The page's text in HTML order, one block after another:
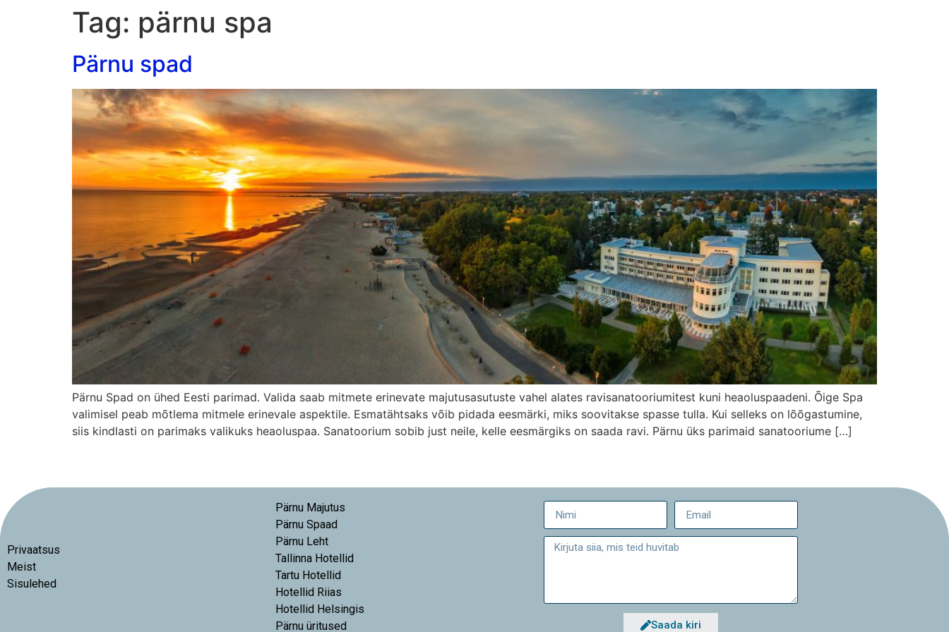
Tag: pärnu spa
Pärnu spad
Pärnu Spad on ühed Eesti parimad. Valida saab mitmete erinevate majutusasutuste vahel alates ravisanatooriumitest kuni heaoluspaadeni. Õige Spa
valimisel peab mõtlema mitmele erinevale aspektile. Esmatähtsaks võib pidada eesmärki, miks soovitakse spasse tulla. Kui selleks on lõõgastumine,
siis kindlasti on parimaks valikuks heaoluspaa. Sanatoorium sobib just neile, kelle eesmärgiks on saada ravi. Pärnu üks parimaid sanatooriume […]
Privaatsus
Meist
Sisulehed
Pärnu Majutus
Pärnu Spaad
Pärnu Leht
Tallinna Hotellid
Tartu Hotellid
Hotellid Riias
Hotellid Helsingis
Pärnu üritused
Saada kiri